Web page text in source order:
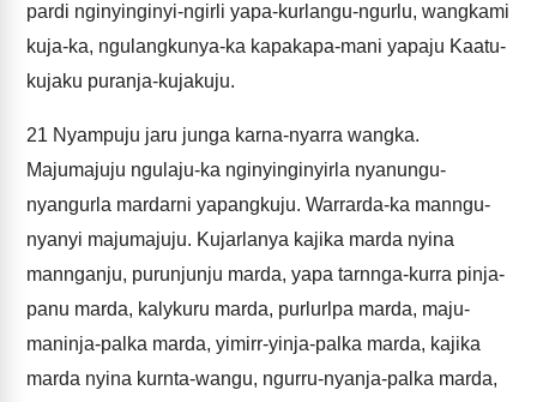
pardi nginyinginyi-ngirli yapa-kurlangu-ngurlu, wangkami
kuja-ka, ngulangkunya-ka kapakapa-mani yapaju Kaatu-
kujaku puranja-kujakuju.
21 Nyampuju jaru junga karna-nyarra wangka.
Majumajuju ngulaju-ka nginyinginyirla nyanungu-
nyangurla mardarni yapangkuju. Warrarda-ka manngu-
nyanyi majumajuju. Kujarlanya kajika marda nyina
mannganju, purunjunju marda, yapa tarnnga-kurra pinja-
panu marda, kalykuru marda, purlurlpa marda, maju-
maninja-palka marda, yimirr-yinja-palka marda, kajika
marda nyina kurnta-wangu, ngurru-nyanja-palka marda,